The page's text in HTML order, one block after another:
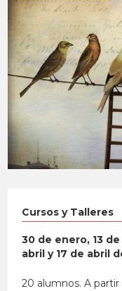
Cursos y Talleres
30 de enero, 13
abril y 17 de abril
20 alumnos. A partir